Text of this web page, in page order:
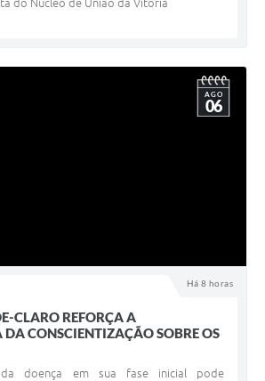
do Núcleo de União da Vitória
Há 8 horas
AGO
06
CLARO REFORÇA A
CONSCIENTIZAÇÃO SOBRE OS
doença em sua fase inicial pode